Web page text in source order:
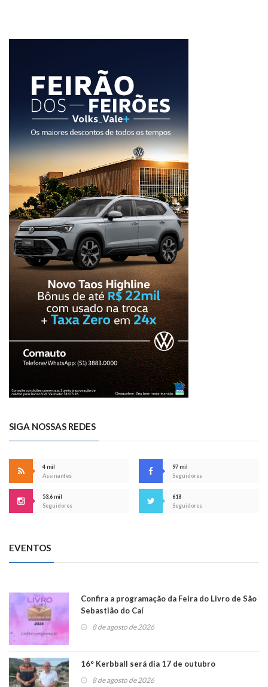
SIGA NOSSAS REDES
4 mil
Assinantes
97 mil
Seguidores
53,6 mil
Seguidores
618
Seguidores
EVENTOS
Confira a programação da Feira do Livro de São
Sebastião do Caí
8 de agosto de 2026
16° Kerbball será dia 17 de outubro
8 de agosto de 2026